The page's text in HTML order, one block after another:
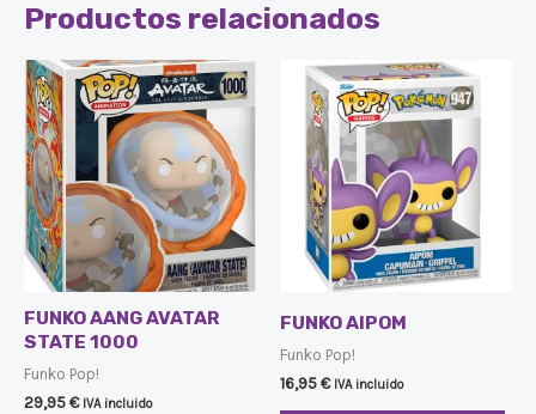
Productos relacionados
FUNKO AANG AVATAR
STATE 1000
Funko Pop!
29,95€ IVA incluido
FUNKO AIPOM
Funko Pop!
16,95€ IVA incluido